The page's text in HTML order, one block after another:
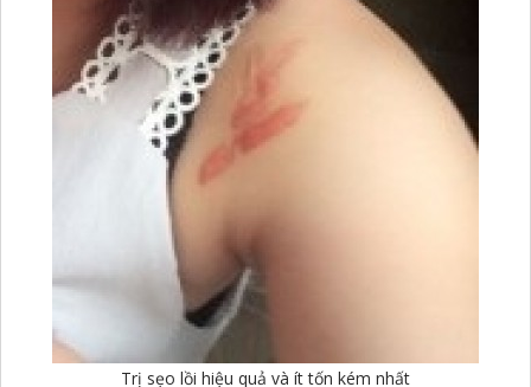
Trị sẹo lồi hiệu quả và ít tốn kém nhất